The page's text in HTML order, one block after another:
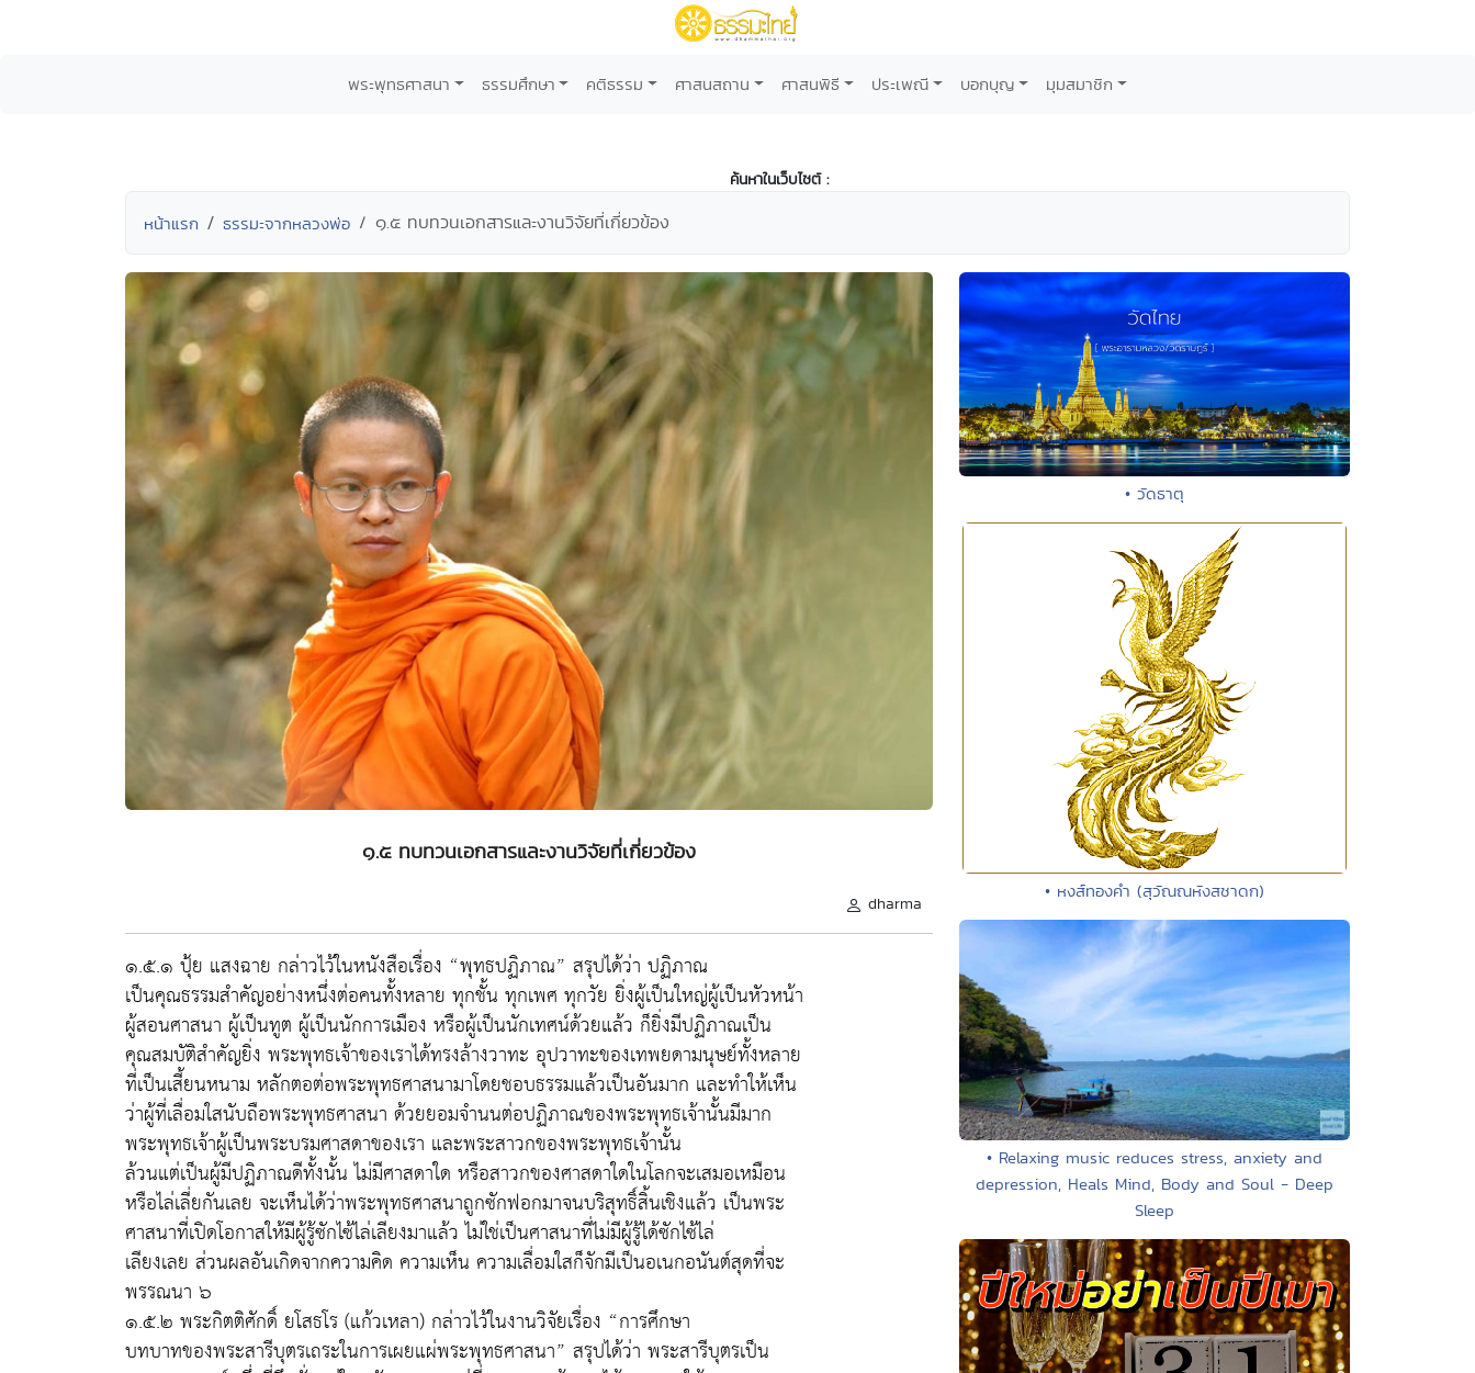
พระพุทธศาสนา ธรรมศึกษา คติธรรม ศาสนสถาน ศาสนพิธี ประเพณี บอกบุญ มุมสมาชิก
ค้นหาในเว็บไซต์ :
หน้าแรก ธรรมะจากหลวงพ่อ ๑.๕ ทบทวนเอกสารและงานวิจัยที่เกี่ยวข้อง
๑.๕ ทบทวนเอกสารและงานวิจัยที่เกี่ยวข้อง
dharma
๑.๕.๑ ปุ้ย แสงฉาย กล่าวไว้ในหนังสือเรื่อง “พุทธปฏิภาณ” สรุปได้ว่า ปฏิภาณ
เป็นคุณธรรมสำคัญอย่างหนึ่งต่อคนทั้งหลาย ทุกชั้น ทุกเพศ ทุกวัย ยิ่งผู้เป็นใหญ่ผู้เป็นหัวหน้า
ผู้สอนศาสนา ผู้เป็นทูต ผู้เป็นนักการเมือง หรือผู้เป็นนักเทศน์ด้วยแล้ว ก็ยิ่งมีปฏิภาณเป็น
คุณสมบัติสำคัญยิ่ง พระพุทธเจ้าของเราได้ทรงล้างวาทะ อุปวาทะของเทพยดามนุษย์ทั้งหลาย
ที่เป็นเสี้ยนหนาม หลักตอต่อพระพุทธศาสนามาโดยชอบธรรมแล้วเป็นอันมาก และทำให้เห็น
ว่าผู้ที่เลื่อมใสนับถือพระพุทธศาสนา ด้วยยอมจำนนต่อปฏิภาณของพระพุทธเจ้านั้นมีมาก
พระพุทธเจ้าผู้เป็นพระบรมศาสดาของเรา และพระสาวกของพระพุทธเจ้านั้น
ล้วนแต่เป็นผู้มีปฏิภาณดีทั้งนั้น ไม่มีศาสดาใด หรือสาวกของศาสดาใดในโลกจะเสมอเหมือน
หรือไล่เลี่ยกันเลย จะเห็นได้ว่าพระพุทธศาสนาถูกซักฟอกมาจนบริสุทธิ์สิ้นเชิงแล้ว เป็นพระ
ศาสนาที่เปิดโอกาสให้มีผู้รู้ซักไซ้ไล่เลียงมาแล้ว ไม่ใช่เป็นศาสนาที่ไม่มีผู้รู้ได้ซักไซ้ไล่
เลียงเลย ส่วนผลอันเกิดจากความคิด ความเห็น ความเลื่อมใสก็จักมีเป็นอเนกอนันต์สุดที่จะ
พรรณนา ๖
๑.๕.๒ พระกิตติศักดิ์ ยโสธโร (แก้วเหลา) กล่าวไว้ในงานวิจัยเรื่อง “การศึกษา
บทบาทของพระสารีบุตรเถระในการเผยแผ่พระพุทธศาสนา” สรุปได้ว่า พระสารีบุตรเป็น
• วัดธาตุ
• หงส์ทองคำ (สุวัณณหังสชาดก)
• Relaxing music reduces stress, anxiety and
depression, Heals Mind, Body and Soul - Deep
Sleep